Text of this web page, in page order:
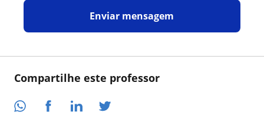
Compartilhe este professor
Enviar mensagem